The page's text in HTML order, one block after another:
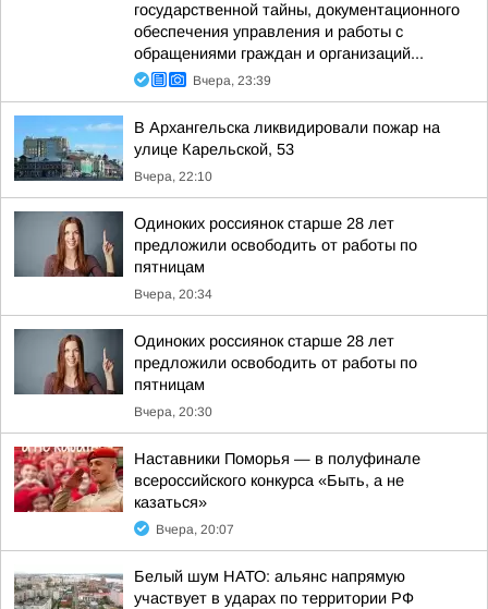
государственной тайны, документационного
обеспечения управления и работы с
обращениями граждан и организаций...
Вчера, 23:39
В Архангельска ликвидировали пожар на
улице Карельской, 53
Вчера, 22:10
Одиноких россиянок старше 28 лет
предложили освободить от работы по
пятницам
Вчера, 20:34
Одиноких россиянок старше 28 лет
предложили освободить от работы по
пятницам
Вчера, 20:30
Наставники Поморья — в полуфинале
всероссийского конкурса «Быть, а не
казаться»
Вчера, 20:07
Белый шум НАТО: альянс напрямую
участвует в ударах по территории РФ